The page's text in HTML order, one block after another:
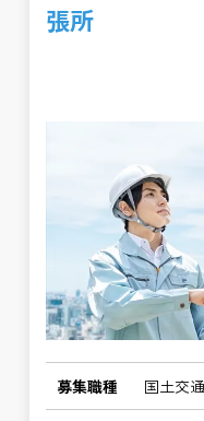
張所
募集職種 国土交